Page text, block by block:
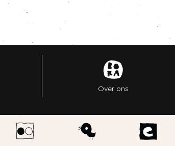
Over ons